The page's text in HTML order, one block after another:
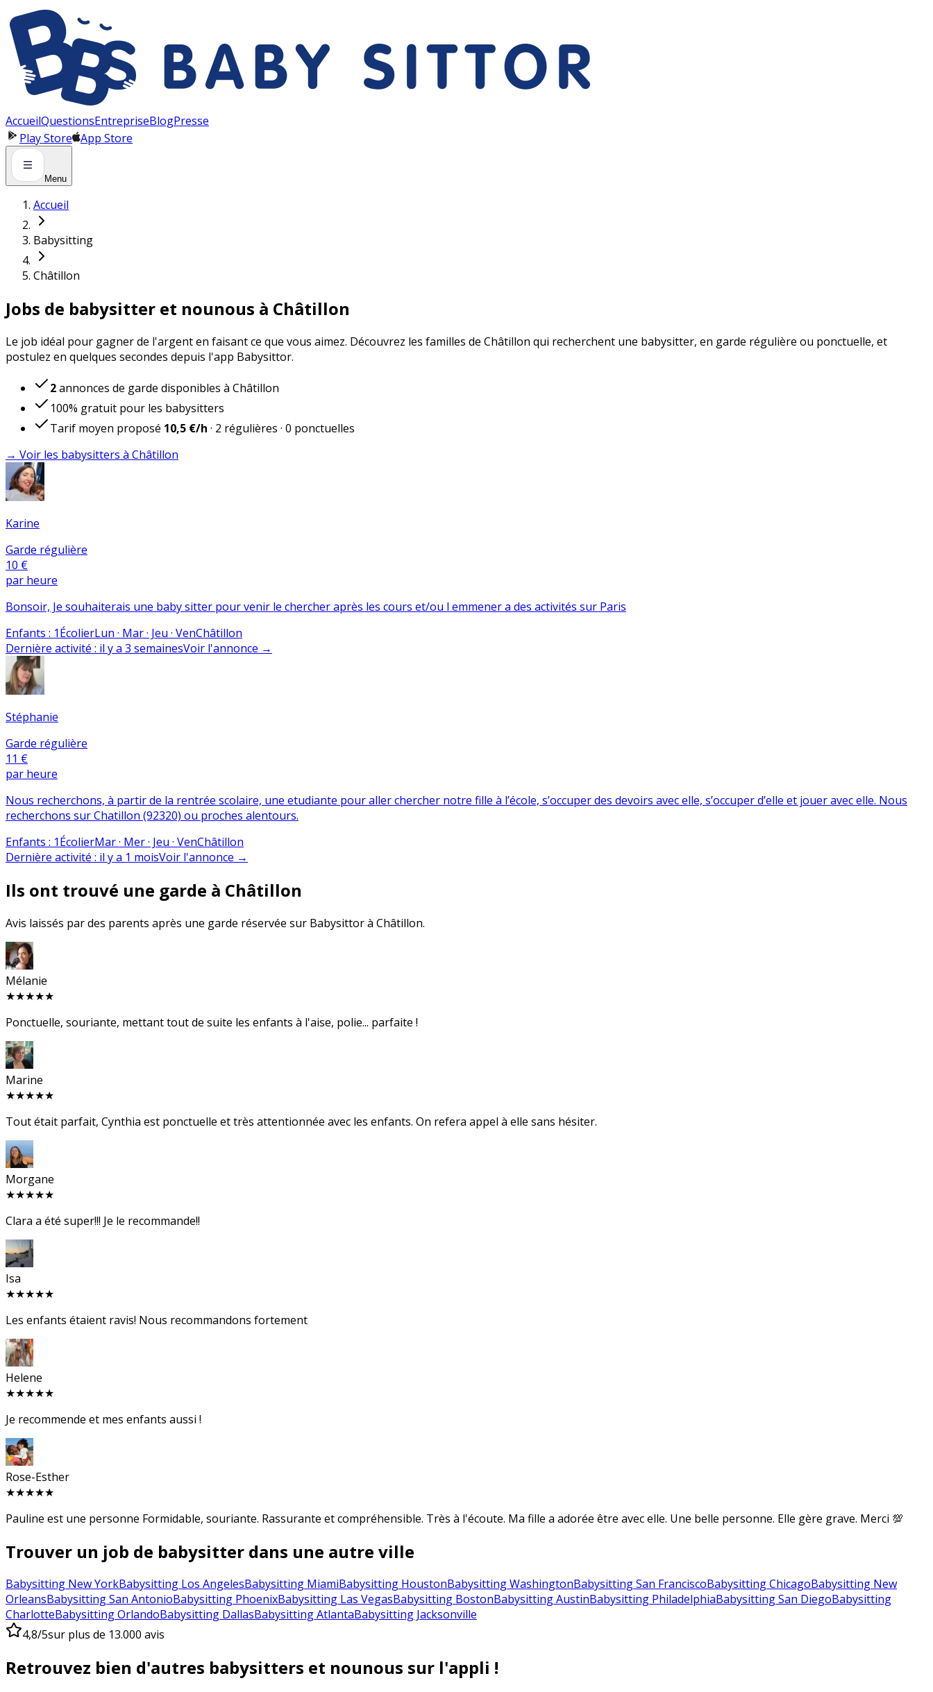
AccueilQuestionsEntrepriseBlogPresse
Play Store App Store
Menu
Accueil
Babysitting
Châtillon
Jobs de babysitter et nounous à Châtillon
Le job idéal pour gagner de l'argent en faisant ce que vous aimez. Découvrez les familles de Châtillon qui recherchent une babysitter, en garde régulière ou ponctuelle, et
postulez en quelques secondes depuis l'app Babysittor.
2annonces de garde disponibles à Châtillon
100% gratuit pour les babysitters
Tarif moyen proposé 10,5 €/h · 2 régulières · 0 ponctuelles
→ Voir les babysitters à Châtillon
Karine
Garde régulière
10 €
par heure
Bonsoir, Je souhaiterais une baby sitter pour venir le chercher après les cours et/ou l emmener a des activités sur Paris
Enfants : 1ÉcolierLun · Mar · Jeu · VenChâtillon
Dernière activité : il y a 3 semainesVoir l'annonce →
Stéphanie
Garde régulière
11 €
par heure
Nous recherchons, à partir de la rentrée scolaire, une etudiante pour aller chercher notre fille à l’école, s’occuper des devoirs avec elle, s’occuper d’elle et jouer avec elle. Nous
recherchons sur Chatillon (92320) ou proches alentours.
Enfants : 1ÉcolierMar · Mer · Jeu · VenChâtillon
Dernière activité : il y a 1 moisVoir l'annonce →
Ils ont trouvé une garde à Châtillon
Avis laissés par des parents après une garde réservée sur Babysittor à Châtillon.
Mélanie
★★★★★
Ponctuelle, souriante, mettant tout de suite les enfants à l'aise, polie... parfaite !
Marine
★★★★★
Tout était parfait, Cynthia est ponctuelle et très attentionnée avec les enfants. On refera appel à elle sans hésiter.
Morgane
★★★★★
Clara a été super!!! Je le recommande!!
Isa
★★★★★
Les enfants étaient ravis! Nous recommandons fortement
Helene
★★★★★
Je recommende et mes enfants aussi !
Rose-Esther
★★★★★
Pauline est une personne Formidable, souriante. Rassurante et compréhensible. Très à l'écoute. Ma fille a adorée être avec elle. Une belle personne. Elle gère grave. Merci 💯
Trouver un job de babysitter dans une autre ville
Babysitting New YorkBabysitting Los AngelesBabysitting MiamiBabysitting HoustonBabysitting WashingtonBabysitting San FranciscoBabysitting ChicagoBabysitting New
OrleansBabysitting San AntonioBabysitting PhoenixBabysitting Las VegasBabysitting BostonBabysitting AustinBabysitting PhiladelphiaBabysitting San DiegoBabysitting
CharlotteBabysitting OrlandoBabysitting DallasBabysitting AtlantaBabysitting Jacksonville
4,8/5sur plus de 13.000 avis
Retrouvez bien d'autres babysitters et nounous sur l'appli !
Panneau de gestion des cookies